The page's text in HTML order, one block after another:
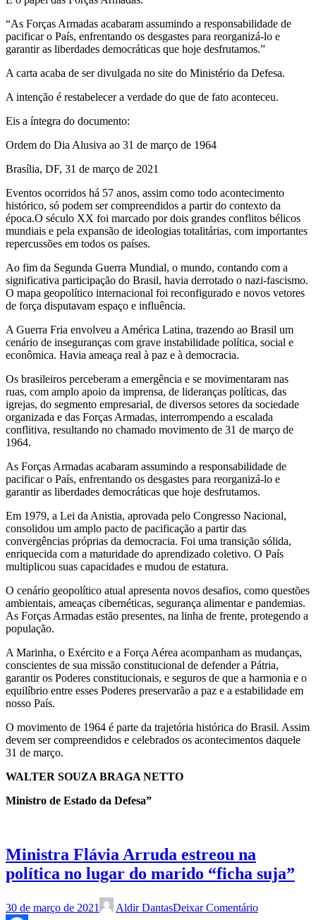
“As Forças Armadas acabaram assumindo a responsabilidade de
pacificar o País, enfrentando os desgastes para reorganizá-lo e
garantir as liberdades democráticas que hoje desfrutamos.”
A carta acaba de ser divulgada no site do Ministério da Defesa.
A intenção é restabelecer a verdade do que de fato aconteceu.
Eis a íntegra do documento:
Ordem do Dia Alusiva ao 31 de março de 1964
Brasília, DF, 31 de março de 2021
Eventos ocorridos há 57 anos, assim como todo acontecimento
histórico, só podem ser compreendidos a partir do contexto da
época.O século XX foi marcado por dois grandes conflitos bélicos
mundiais e pela expansão de ideologias totalitárias, com importantes
repercussões em todos os países.
Ao fim da Segunda Guerra Mundial, o mundo, contando com a
significativa participação do Brasil, havia derrotado o nazi-fascismo.
O mapa geopolítico internacional foi reconfigurado e novos vetores
de força disputavam espaço e influência.
A Guerra Fria envolveu a América Latina, trazendo ao Brasil um
cenário de inseguranças com grave instabilidade política, social e
econômica. Havia ameaça real à paz e à democracia.
Os brasileiros perceberam a emergência e se movimentaram nas
ruas, com amplo apoio da imprensa, de lideranças políticas, das
igrejas, do segmento empresarial, de diversos setores da sociedade
organizada e das Forças Armadas, interrompendo a escalada
conflitiva, resultando no chamado movimento de 31 de março de
1964.
As Forças Armadas acabaram assumindo a responsabilidade de
pacificar o País, enfrentando os desgastes para reorganizá-lo e
garantir as liberdades democráticas que hoje desfrutamos.
Em 1979, a Lei da Anistia, aprovada pelo Congresso Nacional,
consolidou um amplo pacto de pacificação a partir das
convergências próprias da democracia. Foi uma transição sólida,
enriquecida com a maturidade do aprendizado coletivo. O País
multiplicou suas capacidades e mudou de estatura.
O cenário geopolítico atual apresenta novos desafios, como questões
ambientais, ameaças cibernéticas, segurança alimentar e pandemias.
As Forças Armadas estão presentes, na linha de frente, protegendo a
população.
A Marinha, o Exército e a Força Aérea acompanham as mudanças,
conscientes de sua missão constitucional de defender a Pátria,
garantir os Poderes constitucionais, e seguros de que a harmonia e o
equilíbrio entre esses Poderes preservarão a paz e a estabilidade em
nosso País.
O movimento de 1964 é parte da trajetória histórica do Brasil. Assim
devem ser compreendidos e celebrados os acontecimentos daquele
31 de março.
WALTER SOUZA BRAGA NETTO
Ministro de Estado da Defesa”
Ministra Flávia Arruda estreou na
política no lugar do marido “ficha suja”
30 de março de 2021 Aldir DantasDeixar Comentário